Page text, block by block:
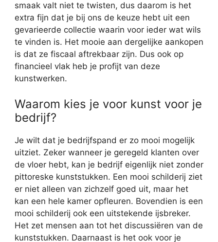
smaak valt niet te twisten, dus daarom is het
extra fijn dat je bij ons de keuze hebt uit een
gevarieerde collectie waarin voor ieder wat wils
te vinden is. Het mooie aan dergelijke aankopen
is dat ze fiscaal aftrekbaar zijn. Dus ook op
financieel vlak heb je profijt van deze
kunstwerken.
Waarom kies je voor kunst voor je
bedrijf?
Je wilt dat je bedrijfspand er zo mooi mogelijk
uitziet. Zeker wanneer je geregeld klanten over
de vloer hebt, kan je bedrijf eigenlijk niet zonder
pittoreske kunststukken. Een mooi schilderij ziet
er niet alleen van zichzelf goed uit, maar het
kan een hele kamer opfleuren. Bovendien is een
mooi schilderij ook een uitstekende ijsbreker.
Het zet mensen aan tot het discussiëren van de
kunststukken. Daarnaast is het ook voor je